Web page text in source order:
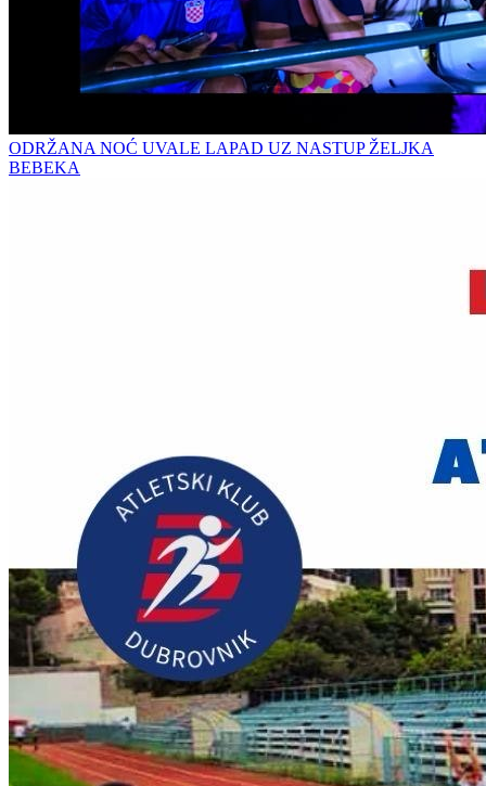
ODRŽANA NOĆ UVALE LAPAD UZ NASTUP ŽELJKA
BEBEKA